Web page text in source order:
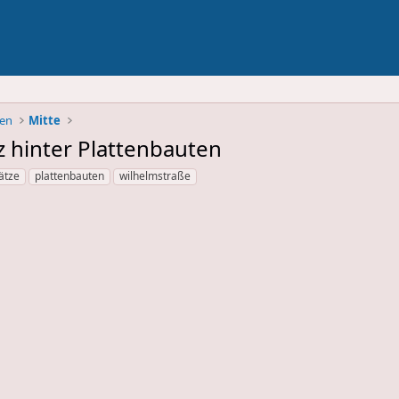
Mitte
hinter Plattenbauten
plattenbauten wilhelmstraße